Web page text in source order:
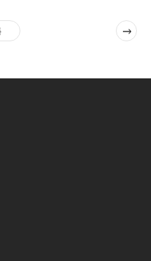
다음